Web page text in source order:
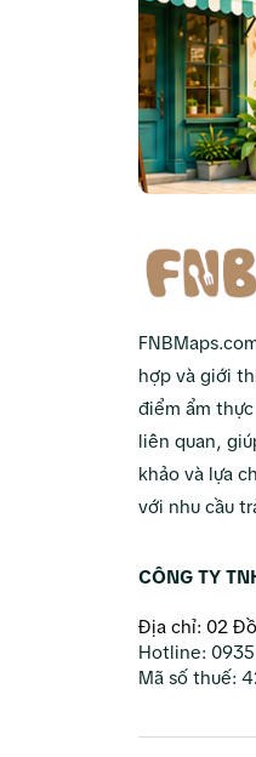
hợp và giới
điểm ẩm
liên quan,
khảo và lựa
với nhu cầu
CÔNG TY
Địa chỉ: 02
Hotline:
Mã số thuế: